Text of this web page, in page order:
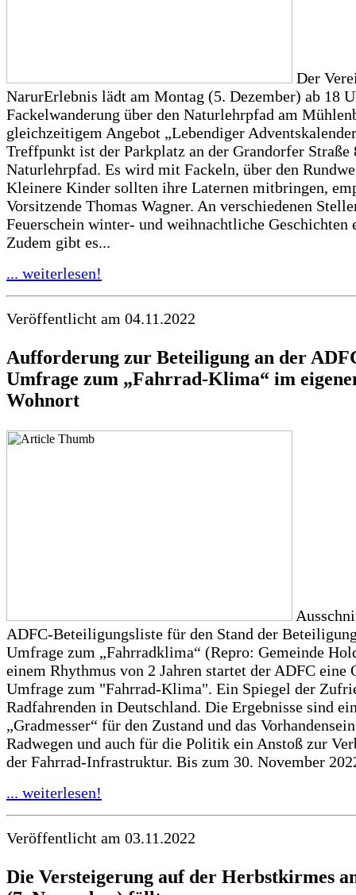
Der
NarurErlebnis lädt am Montag (5. Dezember) ab 18
Fackelwanderung über den Naturlehrpfad am
gleichzeitigem Angebot „Lebendiger
Treffpunkt ist der Parkplatz an der Grandorfer Straße
Naturlehrpfad. Es wird mit Fackeln, über den
Kleinere Kinder sollten ihre Laternen mitbringen,
Vorsitzende Thomas Wagner. An verschiedenen
Feuerschein winter- und weihnachtliche Geschichten
Zudem gibt es...
... weiterlesen!
Veröffentlicht am 04.11.2022
Aufforderung zur Beteiligung an der
Umfrage zum „Fahrrad-Klima“ im
Wohnort
ADFC-Beteiligungsliste für den Stand der
Umfrage zum „Fahrradklima“ (Repro: Gemeinde
einem Rhythmus von 2 Jahren startet der ADFC eine
Umfrage zum "Fahrrad-Klima". Ein Spiegel der
Radfahrenden in Deutschland. Die Ergebnisse sind
„Gradmesser“ für den Zustand und das
Radwegen und auch für die Politik ein Anstoß zur
der Fahrrad-Infrastruktur. Bis zum 30. November
... weiterlesen!
Veröffentlicht am 03.11.2022
Die Versteigerung auf der Herbstkirmes